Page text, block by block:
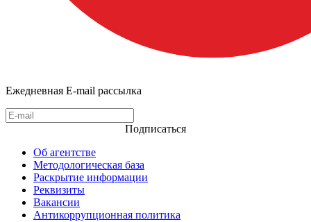
Ежедневная E-mail рассылка
Подписаться
Об агентстве
Методологическая база
Раскрытие информации
Реквизиты
Вакансии
Антикоррупционная политика